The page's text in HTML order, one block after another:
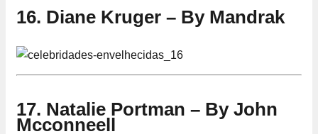
16. Diane Kruger – By Mandrak
17. Natalie Portman – By John
Mcconneell